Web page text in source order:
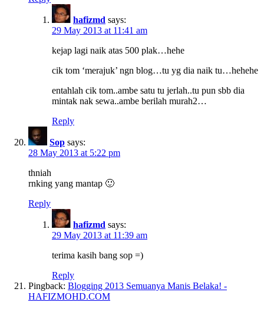
hafizmd says:
29 May 2013 at 11:41 am
kejap lagi naik atas 500 plak…hehe
cik tom ‘merajuk’ ngn blog…tu yg dia naik tu…hehehe
entahlah cik tom..ambe satu tu jerlah..tu pun sbb dia
mintak nak sewa..ambe berilah murah2…
Reply
Sop says:
28 May 2013 at 5:22 pm
thniah
rnking yang mantap 🙂
Reply
hafizmd says:
29 May 2013 at 11:39 am
terima kasih bang sop =)
Reply
Pingback: Blogging 2013 Semuanya Manis Belaka! -
HAFIZMOHD.COM